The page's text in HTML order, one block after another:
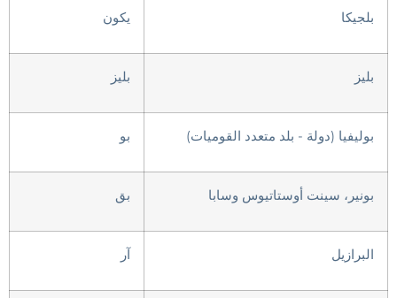
بلجيكا يكون
بليز بليز
بوليفيا (دولة - بلد متعدد القوميات) بو
بونير، سينت أوستاتيوس وسابا بق
البرازيل آر